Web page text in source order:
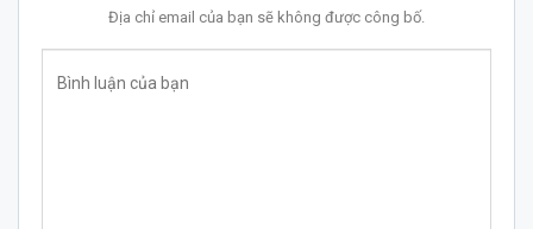
Địa chỉ email của bạn sẽ không được công bố.